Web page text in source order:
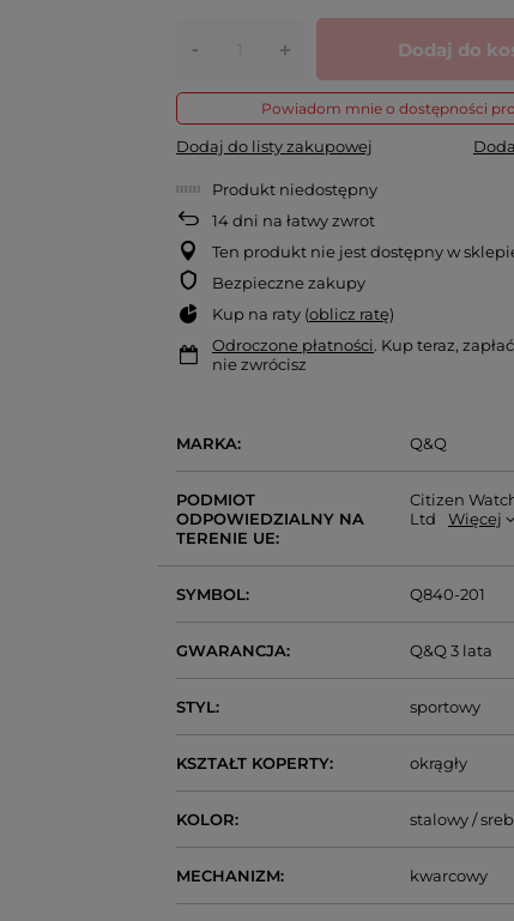
- + Dodaj do
Powiadom mnie o dostępności
Dodaj do listy zakupowej
Produkt niedostępny
14dni na łatwy zwrot
Ten produkt nie jest dostępny w
Bezpieczne zakupy
Kup na raty (oblicz ratę)
Odroczone płatności. Kup teraz,
nie zwrócisz
MARKA Q&Q
PODMIOT
ODPOWIEDZIALNY NA
TERENIE UE
Citizen
Ltd
Więcej
SYMBOL Q840-201
GWARANCJA Q&Q 3 lata
STYL sportowy
KSZTAŁT KOPERTY okrągły
KOLOR stalowy /
MECHANIZM kwarcowy